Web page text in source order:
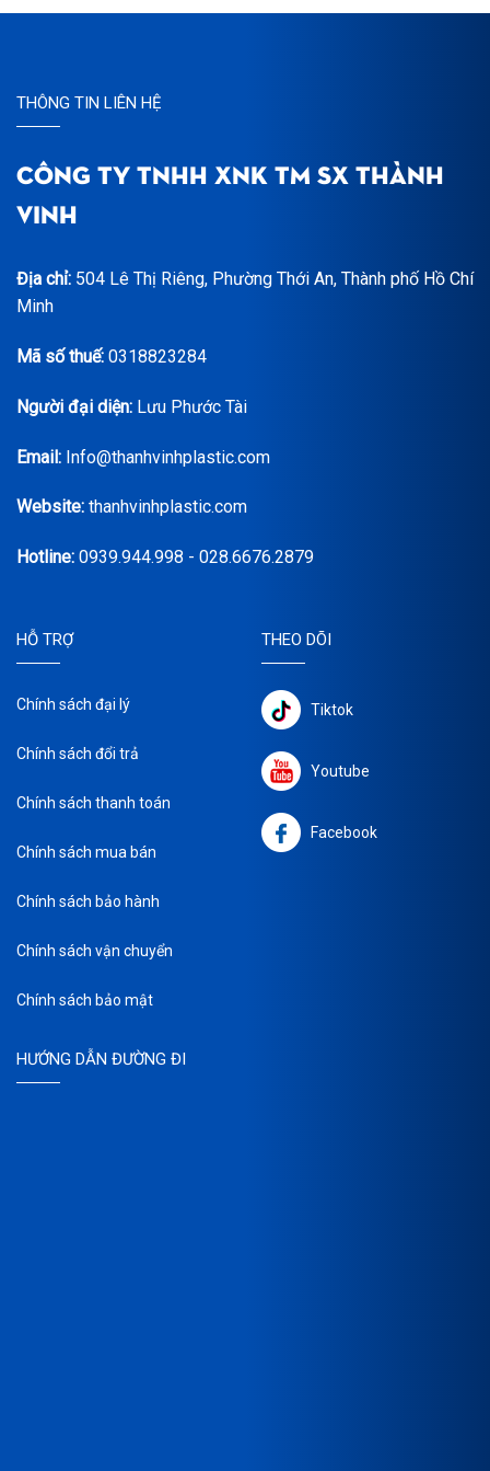
THÔNG TIN LIÊN HỆ
CÔNG TY TNHH XNK TM SX THÀNH
VINH
Địa chỉ: 504 Lê Thị Riêng, Phường Thới An, Thành phố Hồ Chí
Minh
Mã số thuế: 0318823284
Người đại diện: Lưu Phước Tài
Email: Info@thanhvinhplastic.com
Website: thanhvinhplastic.com
Hotline: 0939.944.998 - 028.6676.2879
HỖ TRỢ
Chính sách đại lý
Chính sách đổi trả
Chính sách thanh toán
Chính sách mua bán
Chính sách bảo hành
Chính sách vận chuyển
Chính sách bảo mật
THEO DÕI
Tiktok
Youtube
Facebook
HƯỚNG DẪN ĐƯỜNG ĐI